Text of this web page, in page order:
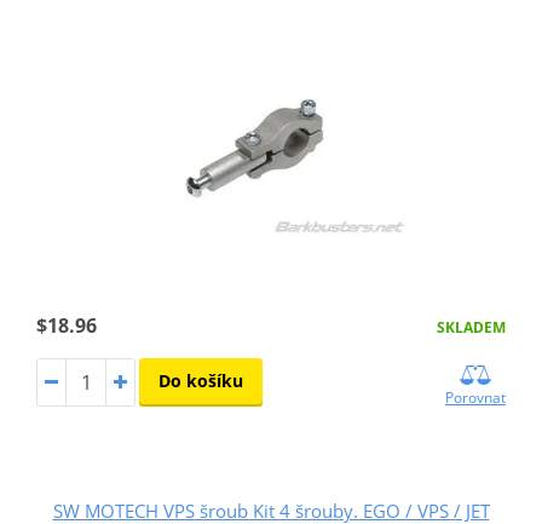
$18.96 SKLADEM
Do košíku
Porovnat
SW MOTECH VPS šroub Kit 4 šrouby. EGO / VPS / JET